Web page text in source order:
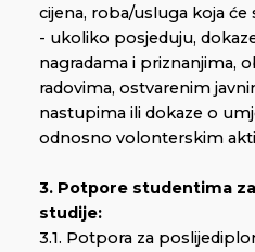
cijena, roba/usluga koja
- ukoliko posjeduju,
nagradama i priznanjima,
radovima, ostvarenim
nastupima ili dokaze o
odnosno volonterskim
3. Potpore studentima
studije:
3.1. Potpora za